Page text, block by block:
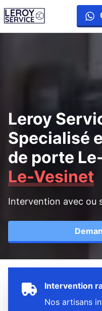
ouverture-porte
Leroy
Specialisé
de porte
Le-Vesinet
Intervention avec ou
Intervention
Nos artisans